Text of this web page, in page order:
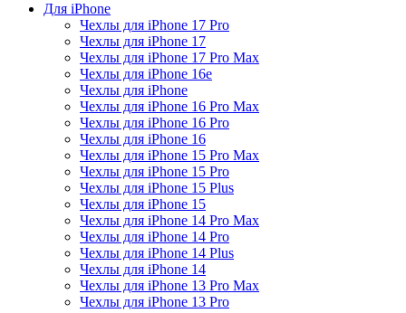
Для iPhone
Чехлы для iPhone 17 Pro
Чехлы для iPhone 17
Чехлы для iPhone 17 Pro Max
Чехлы для iPhone 16e
Чехлы для iPhone
Чехлы для iPhone 16 Pro Max
Чехлы для iPhone 16 Pro
Чехлы для iPhone 16
Чехлы для iPhone 15 Pro Max
Чехлы для iPhone 15 Pro
Чехлы для iPhone 15 Plus
Чехлы для iPhone 15
Чехлы для iPhone 14 Pro Max
Чехлы для iPhone 14 Pro
Чехлы для iPhone 14 Plus
Чехлы для iPhone 14
Чехлы для iPhone 13 Pro Max
Чехлы для iPhone 13 Pro